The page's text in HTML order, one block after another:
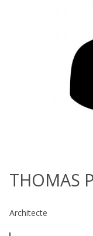
THOMAS
Architecte